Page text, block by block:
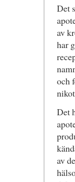
Det
av
har
och
Det
av